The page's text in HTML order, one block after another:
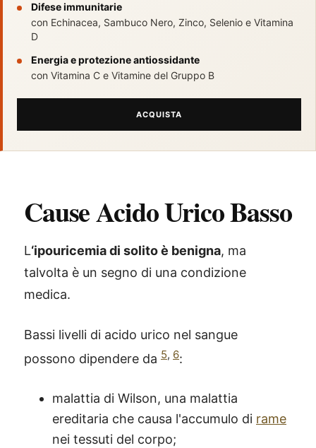
Difese immunitarie
con Echinacea, Sambuco Nero, Zinco, Selenio e Vitamina
D
Energia e protezione antiossidante
con Vitamina C e Vitamine del Gruppo B
ACQUISTA
Cause Acido Urico Basso
L‘ipouricemia di solito è benigna, ma
talvolta è un segno di una condizione
medica.
Bassi livelli di acido urico nel sangue
possono dipendere da 5, 6:
malattia di Wilson, una malattia
ereditaria che causa l'accumulo di rame
nei tessuti del corpo;